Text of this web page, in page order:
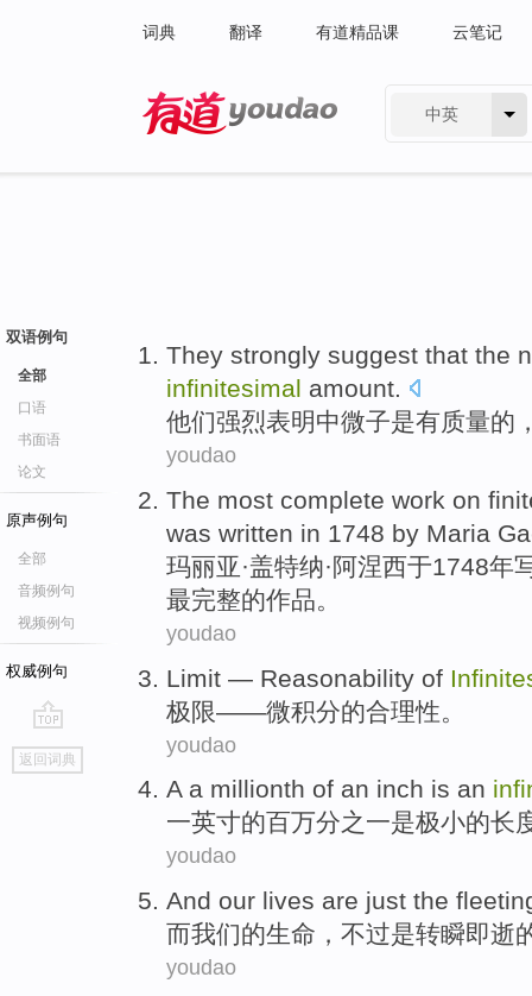
词典 翻译 有道精品课 云笔记
中英
双语例句
全部
口语
书面语
论文
原声例句
全部
音频例句
视频例句
权威例句
go
top
返回词典
They strongly suggest that the
infinitesimal amount.
他们强烈表明中微子是有质量的
youdao
The most complete work on
was written in 1748 by Maria
玛丽亚·盖特纳·阿涅西于1748年
最完整的作品。
youdao
Limit — Reasonability of
极限——微积分的合理性 。
youdao
A a millionth of an inch is an
一英寸的百万分之一是极小的长
youdao
And our lives are just the
而我们的生命 ， 不过是转瞬即逝
youdao